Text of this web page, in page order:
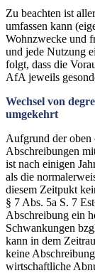
Zu beachten ist
umfassen kann
Wohnzwecke und
und jede Nutzung
folgt, dass die
AfA jeweils
Wechsel von
umgekehrt
Aufgrund der oben
Abschreibungen
ist nach einigen
als die
diesem Zeitpukt
§ 7 Abs. 5a S. 7
Abschreibung ein
Schwankungen
kann in dem
keine
wirtschaftliche